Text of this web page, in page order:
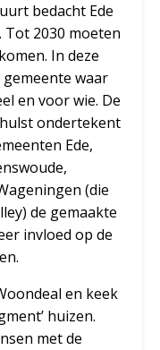
bedacht Ede
Tot 2030 moeten
In deze
waar
en voor wie. De
ondertekent
Ede,
(die
de gemaakte
invloed op de
en keek
huizen.
met de